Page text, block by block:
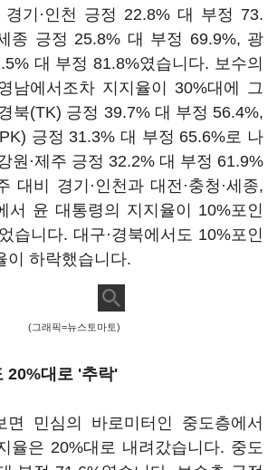
기·인천 긍정 22.8% 대 부정 73.
종 긍정 25.8% 대 부정 69.9%, 광
대 부정 81.8%였습니다. 보수의
남에서조차 지지율이 30%대에 그
북(TK) 긍정 39.7% 대 부정 56.4%,
긍정 31.3% 대 부정 65.6%로 나
원·제주 긍정 32.2% 대 부정 61.9%
대비 경기·인천과 대전·충청·세종,
서 윤 대통령의 지지율이 10%포인
습니다. 대구·경북에서도 10%포인
이 하락했습니다.
(그래픽=뉴스토마토)
20%대로 '추락'
면 민심의 바로미터인 중도층에서
율은 20%대로 내려갔습니다. 중도